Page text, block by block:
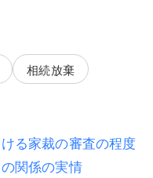
相続放棄
る家裁の審査の程度
関係の実情